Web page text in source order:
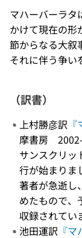
マハーバーラタ
かけて現在の形
節からなる大叙
それに伴う争い
（訳書）
上村勝彦訳
摩書房 2002-
サンスクリッ
行が始まりま
著者が急逝し
めたもので、
収録されてい
池田運訳 『